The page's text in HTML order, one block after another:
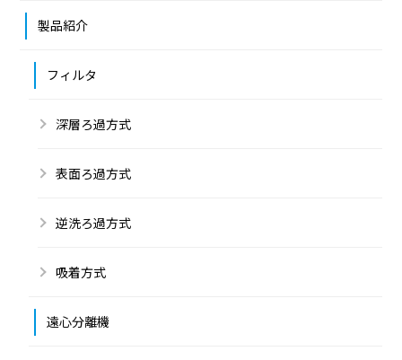
製品紹介
フィルタ
深層ろ過方式
表面ろ過方式
逆洗ろ過方式
吸着方式
遠心分離機